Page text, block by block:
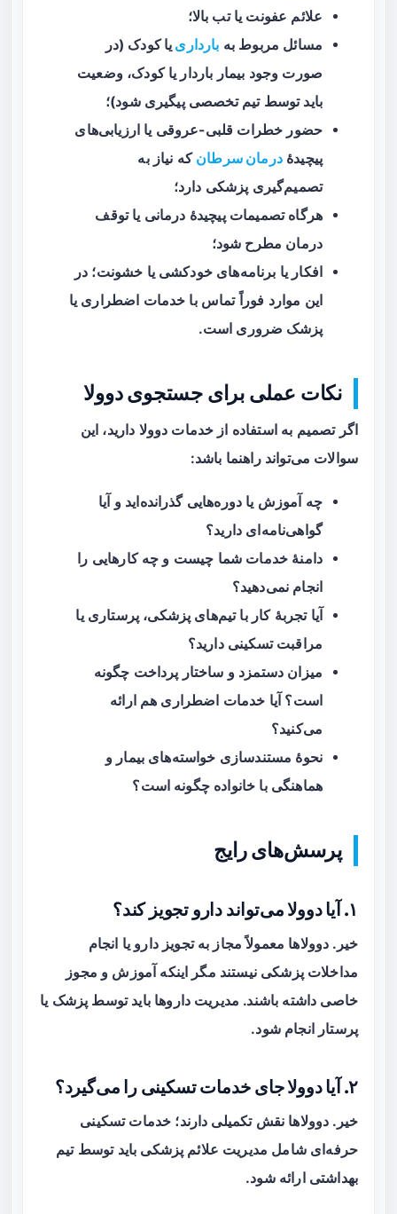
علائم عفونت یا تب بالا؛
مسائل مربوط به بارداری یا کودک (در
صورت وجود بیمار باردار یا کودک، وضعیت
باید توسط تیم تخصصی پیگیری شود)؛
حضور خطرات قلبی-عروقی یا ارزیابی‌های
پیچیدهٔدرمان سرطان که نیاز به
تصمیم‌گیری پزشکی دارد؛
هرگاه تصمیمات پیچیدهٔ درمانی یا توقف
درمان مطرح شود؛
افکار یا برنامه‌های خودکشی یا خشونت؛ در
این موارد فوراً تماس با خدمات اضطراری یا
پزشک ضروری است.
نکات عملی برای جستجوی دوولا
اگر تصمیم به استفاده از خدمات دوولا دارید، این
سوالات می‌تواند راهنما باشد:
چه آموزش یا دوره‌هایی گذرانده‌اید و آیا
گواهی‌نامه‌ای دارید؟
دامنهٔ خدمات شما چیست و چه کارهایی را
انجام نمی‌دهید؟
آیا تجربهٔ کار با تیم‌های پزشکی، پرستاری یا
مراقبت تسکینی دارید؟
میزان دستمزد و ساختار پرداخت چگونه
است؟ آیا خدمات اضطراری هم ارائه
می‌کنید؟
نحوهٔ مستندسازی خواسته‌های بیمار و
هماهنگی با خانواده چگونه است؟
پرسش‌های رایج
۱. آیا دوولا می‌تواند دارو تجویز کند؟
خیر. دوولاها معمولاً مجاز به تجویز دارو یا انجام
مداخلات پزشکی نیستند مگر اینکه آموزش و مجوز
خاصی داشته باشند. مدیریت داروها باید توسط پزشک یا
پرستار انجام شود.
۲. آیا دوولا جای خدمات تسکینی را می‌گیرد؟
خیر. دوولاها نقشتکمیلی دارند؛ خدمات تسکینی
حرفه‌ای شامل مدیریت علائم پزشکی باید توسط تیم
بهداشتی ارائه شود.